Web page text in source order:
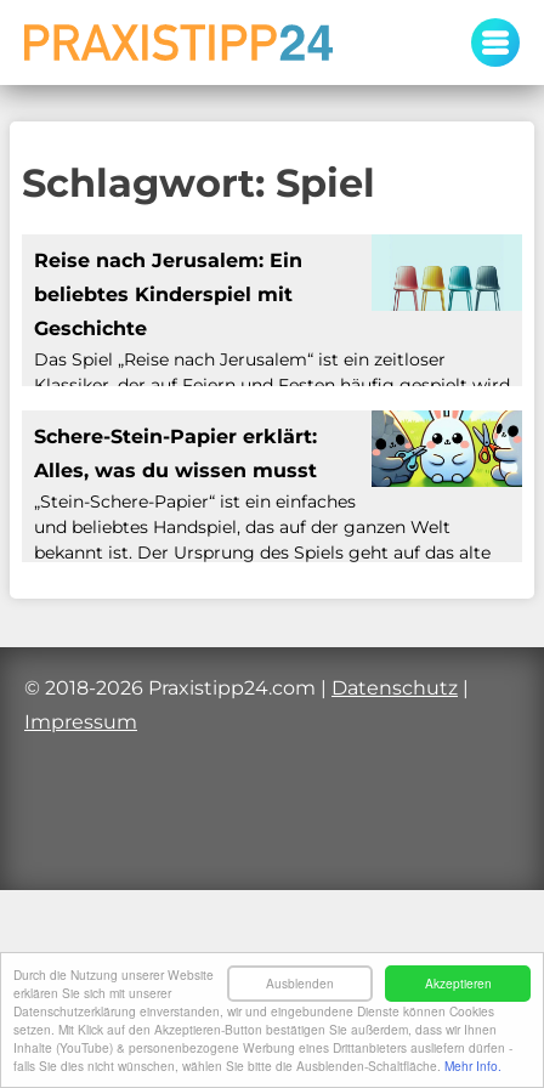
Akzeptieren
Ausblenden
Durch die Nutzung unserer Website
erklären Sie sich mit unserer
Datenschutzerklärung einverstanden, wir und eingebundene Dienste können Cookies
setzen. Mit Klick auf den Akzeptieren-Button bestätigen Sie außerdem, dass wir Ihnen
Inhalte (YouTube) & personenbezogene Werbung eines Drittanbieters ausliefern dürfen -
falls Sie dies nicht wünschen, wählen Sie bitte die Ausblenden-Schaltfläche. Mehr Info.
content
Schlagwort: Spiel
Reise nach Jerusalem: Ein
beliebtes Kinderspiel mit
Geschichte
Das Spiel „Reise nach Jerusalem“ ist ein zeitloser
Klassiker, der auf Feiern und Festen häufig gespielt wird,
besonders bei Kindergeburtstagen. Es handelt sich um
ein Bewegungsspiel, das sowohl Geschicklichkeit als
auch Schnelligkeit erfordert. Obwohl es heute vor allem
als Freizeitaktivität bekannt ist, reichen seine Ursprünge
weiter zurück und haben möglicherweise ihren Ursprung
in europäischen Kinderspielen […]
Schere-Stein-Papier erklärt:
Alles, was du wissen musst
„Stein-Schere-Papier“ ist ein einfaches
und beliebtes Handspiel, das auf der ganzen Welt
bekannt ist. Der Ursprung des Spiels geht auf das alte
wird angenommen, dass das Spiel bereits im 3.
verbreitete sich das Spiel nach Japan, wo es […]
© 2018-2026 Praxistipp24.com | Datenschutz |
Impressum